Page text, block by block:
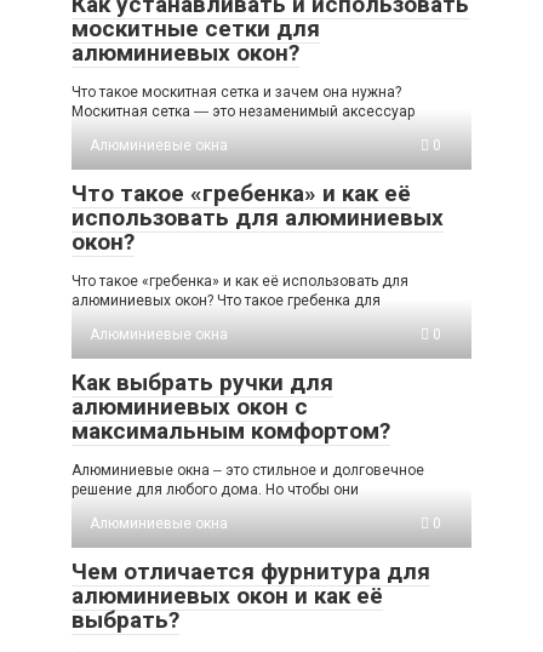
москитные сетки для
алюминиевых окон?
Что такое москитная сетка и зачем она нужна?
Москитная сетка ― это незаменимый аксессуар
Алюминиевые окна
0
Что такое «гребенка» и как её
использовать для алюминиевых
окон?
Что такое «гребенка» и как её использовать для
алюминиевых окон? Что такое гребенка для
Алюминиевые окна
0
Как выбрать ручки для
алюминиевых окон с
максимальным комфортом?
Алюминиевые окна ‒ это стильное и долговечное
решение для любого дома. Но чтобы они
Алюминиевые окна
0
Чем отличается фурнитура для
алюминиевых окон и как её
выбрать?